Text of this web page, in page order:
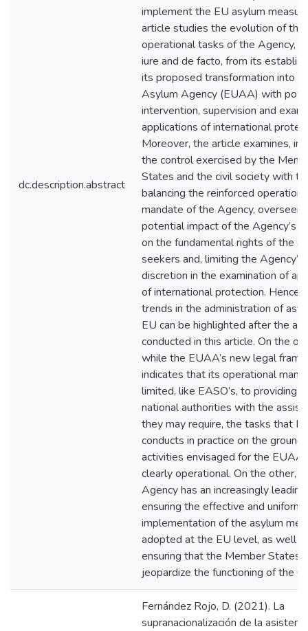
dc.description.abstract
implement the EU asylum
article studies the evolution of the
operational tasks of the Agency,
iure and de facto, from its
its proposed transformation into
Asylum Agency (EUAA) with
intervention, supervision and
applications of international
Moreover, the article examines, in
the control exercised by the
States and the civil society with
balancing the reinforced
mandate of the Agency,
potential impact of the Agency’s
on the fundamental rights of the
seekers and, limiting the Agency’s
discretion in the examination of
of international protection. Hence,
trends in the administration of
EU can be highlighted after the
conducted in this article. On the
while the EUAA’s new legal
indicates that its operational
limited, like EASO’s, to providing
national authorities with the
they may require, the tasks that
conducts in practice on the ground
activities envisaged for the EUAA
clearly operational. On the other,
Agency has an increasingly
ensuring the effective and uniform
implementation of the asylum
adopted at the EU level, as well
ensuring that the Member States
jeopardize the functioning of the
Fernández Rojo, D. (2021). La
supranacionalización de la